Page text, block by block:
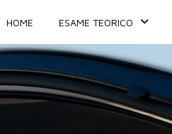
HOME ESAME TEORICO